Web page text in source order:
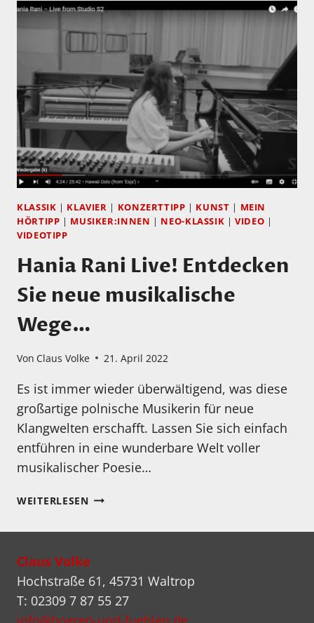
KLASSIK | KLAVIER | KONZERTTIPP | KUNST | MEIN
HÖRTIPP | MUSIKER:INNEN | NEO-KLASSIK |VIDEO |
VIDEOTIPP
Hania Rani Live! Entdecken
Sie neue musikalische
Wege…
Von Claus Volke 21. April 2022
Es ist immer wieder überwältigend, was diese
großartige polnische Musikerin für neue
Klangwelten erschafft. Lassen Sie sich einfach
entführen in eine wunderbare Welt voller
musikalischer Poesie…
WEITERLESENHANIA
LIVE!
SIE
NEUE
MUSIKALISCHE
WEGE…
Claus Volke
Hochstraße 61, 45731 Waltrop
T: 02309 7 87 55 27